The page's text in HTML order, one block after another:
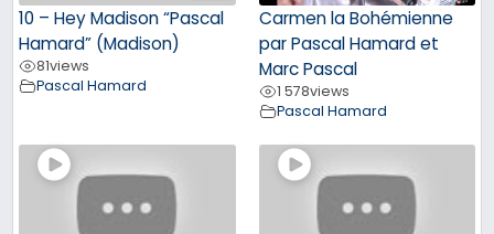
10 – Hey Madison “Pascal
Hamard” (Madison)
81views
Pascal Hamard
Carmen la Bohémienne
par Pascal Hamard et
Marc Pascal
1 578views
Pascal Hamard